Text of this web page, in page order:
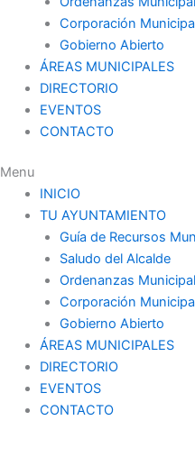
Corporación
Gobierno Abierto
ÁREAS MUNICIPALES
DIRECTORIO
EVENTOS
CONTACTO
Menu
INICIO
TU AYUNTAMIENTO
Guía de Recursos
Saludo del Alcalde
Ordenanzas
Corporación
Gobierno Abierto
ÁREAS MUNICIPALES
DIRECTORIO
EVENTOS
CONTACTO